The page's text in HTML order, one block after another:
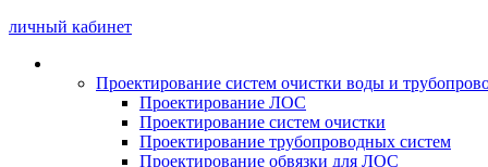
личный кабинет
Проектирование систем очистки воды и
Проектирование ЛОС
Проектирование систем очистки
Проектирование трубопроводных систем
Проектирование обвязки для ЛОС